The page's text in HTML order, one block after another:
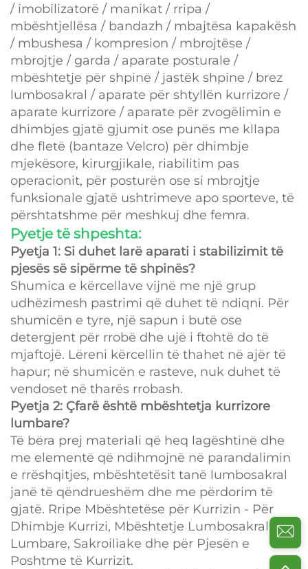
/ imobilizatorë / manikat / rripa /
mbështjellësa / bandazh / mbajtësa kapakësh
/ mbushesa / kompresion / mbrojtëse /
mbrojtje / garda / aparate posturale /
mbështetje për shpinë / jastëk shpine / brez
lumbosakral / aparate për shtyllën kurrizore /
aparate kurrizore / aparate për zvogëlimin e
dhimbjes gjatë gjumit ose punës me kllapa
dhe fletë (bantaze Velcro) për dhimbje
mjekësore, kirurgjikale, riabilitim pas
operacionit, për posturën ose si mbrojtje
funksionale gjatë ushtrimeve apo sporteve, të
përshtatshme për meshkuj dhe femra.
Pyetje të shpeshta:
Pyetja 1: Si duhet larë aparati i stabilizimit të
pjesës së sipërme të shpinës?
Shumica e kërcellave vijnë me një grup
udhëzimesh pastrimi që duhet të ndiqni. Për
shumicën e tyre, një sapun i butë ose
detergjent për rrobë dhe ujë i ftohtë do të
mjaftojë. Lëreni kërcellin të thahet në ajër të
hapur; në shumicën e rasteve, nuk duhet të
vendoset në tharës rrobash.
Pyetja 2: Çfarë është mbështetja kurrizore
lumbare?
Të bëra prej materiali që heq lagështinë dhe
me elementë që ndihmojnë në parandalimin
e rrëshqitjes, mbështetësit tanë lumbosakral
janë të qëndrueshëm dhe me përdorim të
gjatë. Rripe Mbështetëse për Kurrizin - Për
Dhimbje Kurrizi, Mbështetje Lumbosakrale,
Lumbare, Sakroiliake dhe për Pjesën e
Poshtme të Kurrizit.